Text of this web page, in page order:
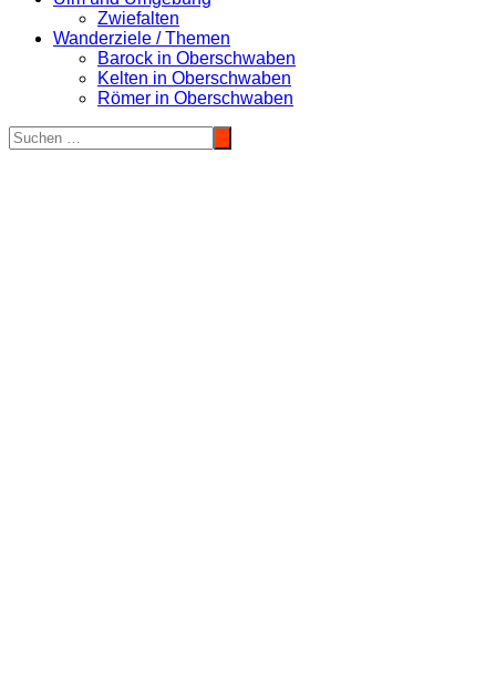
Zwiefalten
Wanderziele / Themen
Barock in Oberschwaben
Kelten in Oberschwaben
Römer in Oberschwaben